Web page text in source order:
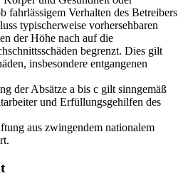
fahrlässigem Verhalten des Betreibers
typischerweise vorhersehbaren
der Höhe nach auf die
begrenzt. Dies gilt
insbesondere entgangenen
der Absätze a bis c gilt sinngemäß
und Erfüllungsgehilfen des
aus zwingendem nationalem